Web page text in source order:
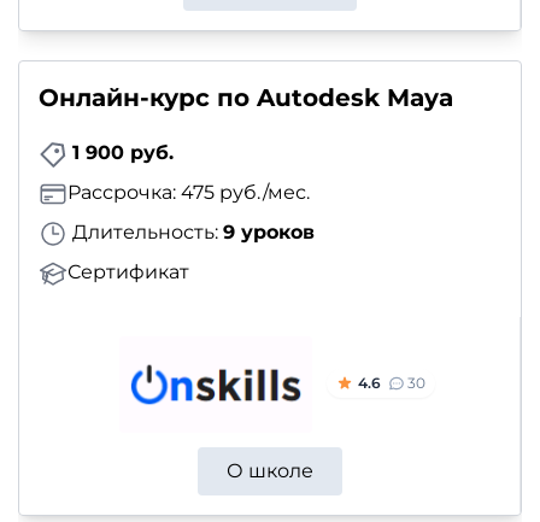
Онлайн-курс по Autodesk Maya
1 900 руб.
Длительность: 9 уроков
Сертификат
Рассрочка: 475 руб./мес.
4.6 30
О школе